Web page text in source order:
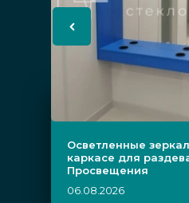
Осветленные
каркасе для
Просвещения
06.08.2026